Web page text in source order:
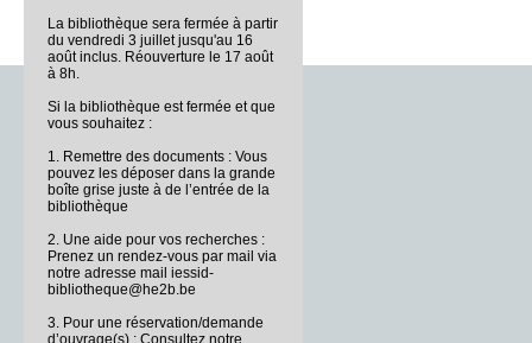
La bibliothèque sera fermée à partir
du vendredi 3 juillet jusqu'au 16
août inclus. Réouverture le 17 août
à 8h.
Si la bibliothèque est fermée et que
vous souhaitez :
1. Remettre des documents : Vous
pouvez les déposer dans la grande
boîte grise juste à de l’entrée de la
bibliothèque
2. Une aide pour vos recherches :
Prenez un rendez-vous par mail via
notre adresse mail iessid-
bibliotheque@he2b.be
3. Pour une réservation/demande
d’ouvrage(s) : Consultez notre